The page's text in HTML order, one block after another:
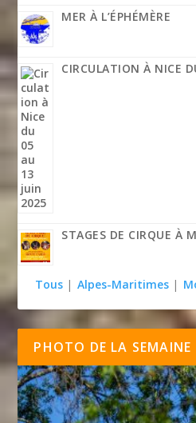
MER À L’ÉPHÉMÈRE
CIRCULATION À NICE
STAGES DE CIRQUE À
Tous | Alpes-Maritimes |
PHOTO DE LA SEMAINE